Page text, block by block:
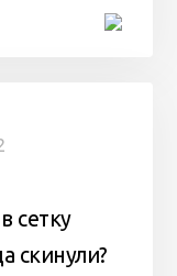
сетку
скинули?